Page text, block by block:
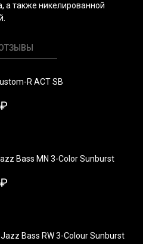
а также никелированной
R ACT SB
₽
Bass MN 3-Color Sunburst
₽
Jazz Bass RW 3-Colour Sunburst